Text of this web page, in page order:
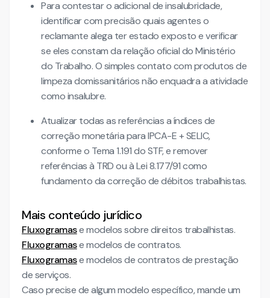
Para contestar o adicional de insalubridade,
identificar com precisão quais agentes o
reclamante alega ter estado exposto e verificar
se eles constam da relação oficial do Ministério
do Trabalho. O simples contato com produtos de
limpeza domissanitários não enquadra a atividade
como insalubre.
Atualizar todas as referências a índices de
correção monetária para IPCA-E + SELIC,
conforme o Tema 1.191 do STF, e remover
referências à TRD ou à Lei 8.177/91 como
fundamento da correção de débitos trabalhistas.
Mais conteúdo jurídico
Fluxogramase modelos sobre direitos trabalhistas.
Fluxogramase modelos de contratos.
Fluxogramase modelos de contratos de prestação
de serviços.
Caso precise de algum modelo específico, mande um